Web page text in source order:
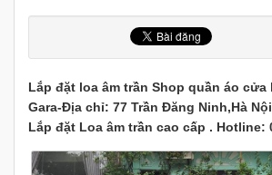
Lắp đặt loa âm trần Shop quần áo
Gara-Địa chỉ: 77 Trần Đăng Ninh,Hà
Lắp đặt Loa âm trần cao cấp . Hotline: